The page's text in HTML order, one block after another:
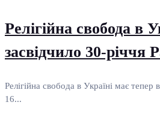
Релігійна свобода в
засвідчило 30-річчя
Релігійна свобода в Україні має тепер
16...